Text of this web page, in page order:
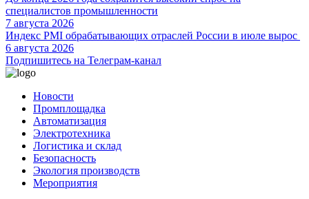
специалистов промышленности
7 августа 2026
Индекс PMI обрабатывающих отраслей России в июле вырос
6 августа 2026
Подпишитесь на Телеграм-канал
Новости
Промплощадка
Автоматизация
Электротехника
Логистика и склад
Безопасность
Экология производств
Мероприятия